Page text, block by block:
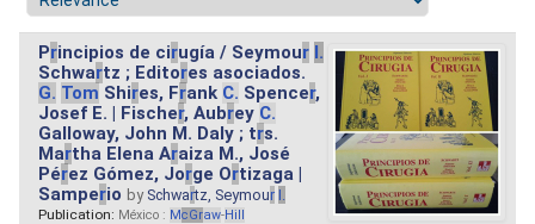
Principios de cirugía / Seymour I.
Schwartz ; Editores asociados.
G. Tom Shires, Frank C. Spencer,
Josef E. | Fischer, Aubrey C.
Galloway, John M. Daly ; trs.
Martha Elena Araiza M., José
Pérez Gómez, Jorge Ortizaga |
Samperio by Schwartz, Seymour I.
Publication: México : McGraw-Hill